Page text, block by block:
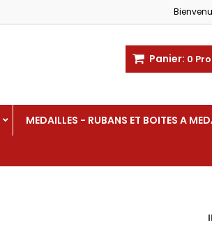
Panier: 0
MEDAILLES - RUBANS ET BOITES A